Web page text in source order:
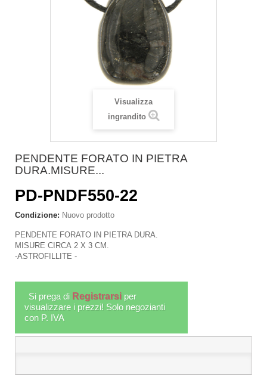
Visualizza
ingrandito
PENDENTE FORATO IN PIETRA
DURA.MISURE...
PD-PNDF550-22
Condizione: Nuovo prodotto
PENDENTE FORATO IN PIETRA DURA.
MISURE CIRCA 2 X 3 CM.
-ASTROFILLITE -
Si prega di Registrarsi per
visualizzare i prezzi! Solo negozianti
con P. IVA